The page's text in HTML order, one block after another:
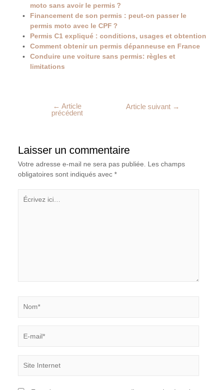
moto sans avoir le permis ?
Financement de son permis : peut-on passer le
permis moto avec le CPF ?
Permis C1 expliqué : conditions, usages et obtention
Comment obtenir un permis dépanneuse en France
Conduire une voiture sans permis: règles et
limitations
← Article
précédent
Article suivant →
Laisser un commentaire
Votre adresse e-mail ne sera pas publiée.
Les champs
obligatoires sont indiqués avec *
Écrivez
ici…
mail*
Internet